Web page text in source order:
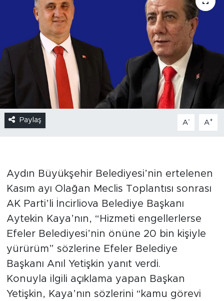
Paylaş A- A+
Aydın Büyükşehir Belediyesi’nin ertelenen
Kasım ayı Olağan Meclis Toplantısı sonrası
AK Parti’li İncirliova Belediye Başkanı
Aytekin Kaya’nın, “Hizmeti engellerlerse
Efeler Belediyesi’nin önüne 20 bin kişiyle
yürürüm” sözlerine Efeler Belediye
Başkanı Anıl Yetişkin yanıt verdi.
Konuyla ilgili açıklama yapan Başkan
Yetişkin, Kaya’nın sözlerini “kamu görevi